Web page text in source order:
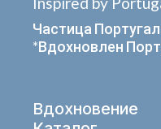
Частица
*Вдохновлен
Вдохновение